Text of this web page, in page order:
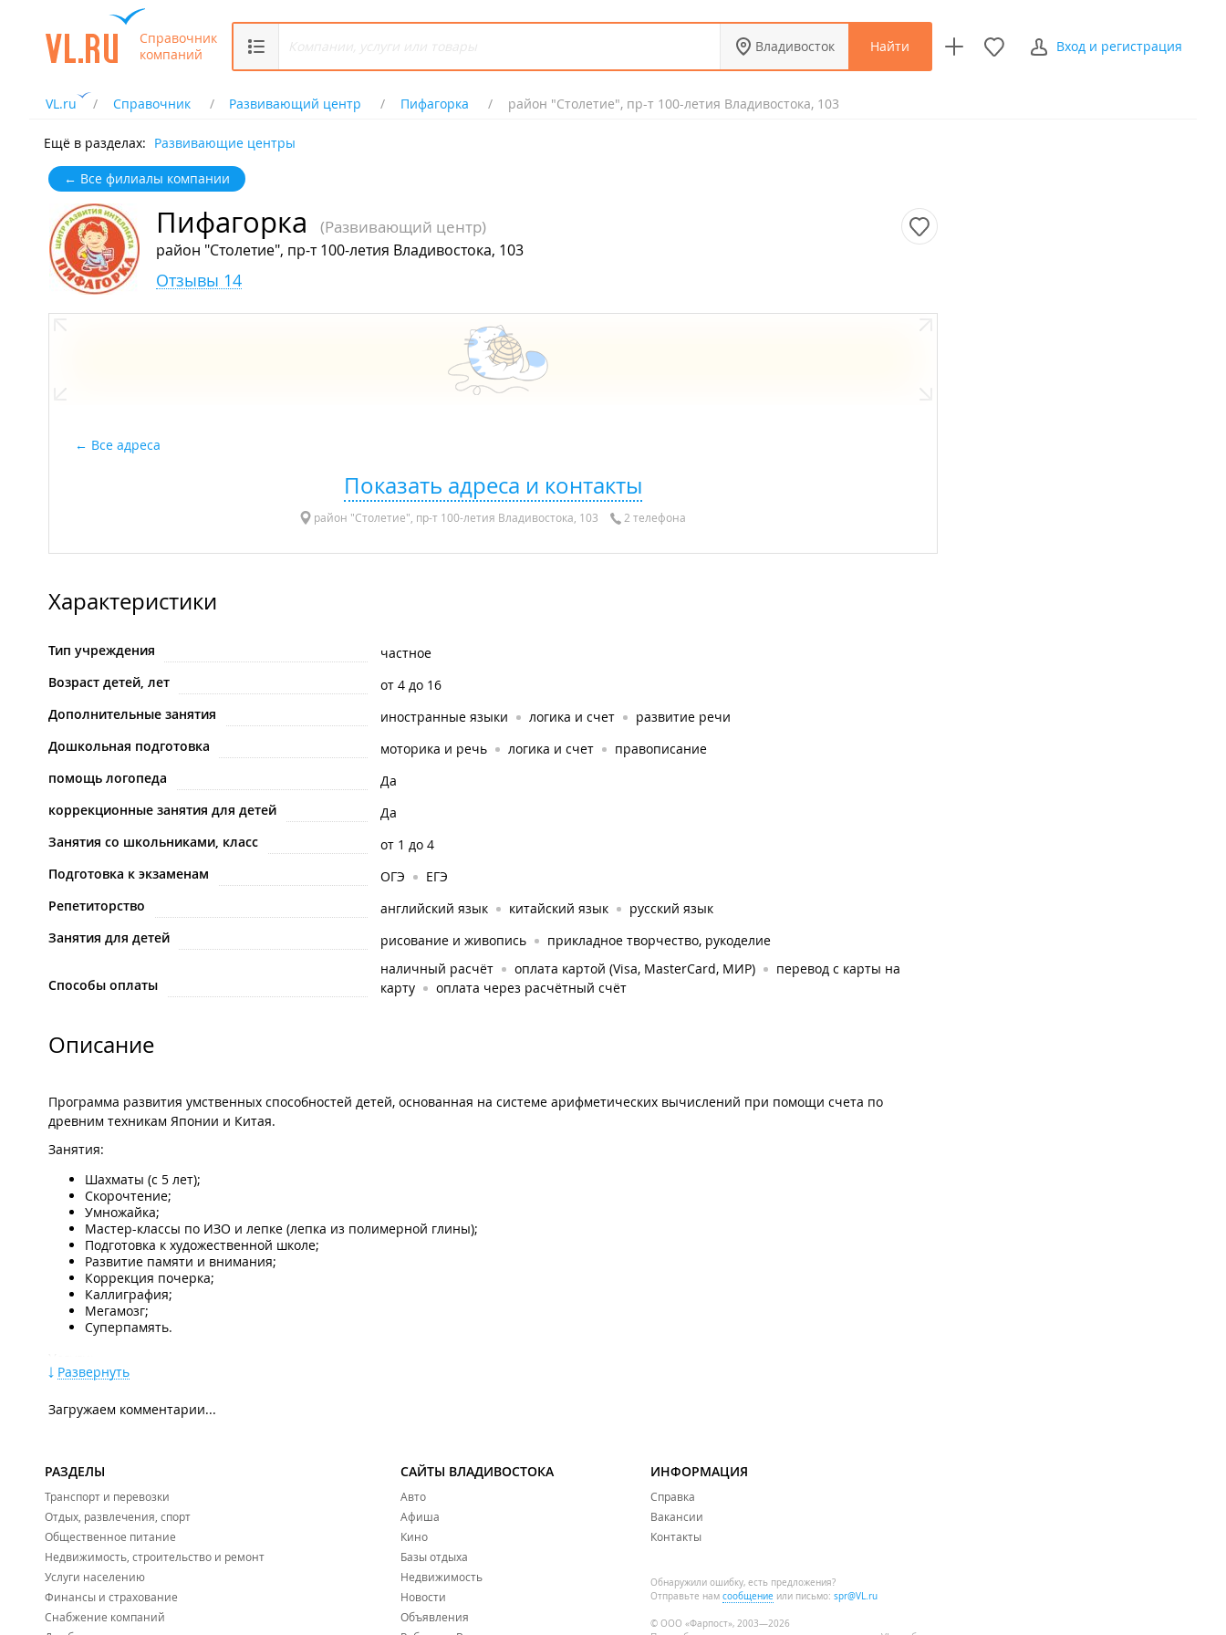
Справочник
компаний
Владивосток Найти Вход и регистрация
VL.ru Справочник Развивающий центр Пифагорка район "Столетие", пр-т 100-летия Владивостока, 103
Ещё в разделах: Развивающие центры
← Все филиалы компании
Пифагорка (Развивающий центр)
район "Столетие", пр-т 100-летия Владивостока, 103
Отзывы 14
Все адреса
Показать адреса и контакты
район "Столетие", пр-т 100-летия Владивостока, 103 2 телефона
Характеристики
Тип учреждения
частное
Возраст детей, лет
от 4 до 16
Дополнительные занятия
иностранные языки логика и счет
развитие речи
Дошкольная подготовка
моторика и речь логика и счет
правописание
помощь логопеда
Да
коррекционные занятия для детей
Да
Занятия со школьниками, класс
от 1 до 4
Подготовка к экзаменам
ОГЭ
ЕГЭ
Репетиторство
английский язык китайский язык
русский язык
Занятия для детей
рисование и живопись прикладное творчество, рукоделие
Способы оплаты
наличный расчёт оплата картой (Visa, MasterCard, МИР)
перевод с карты на
карту
оплата через расчётный счёт
Описание
Программа развития умственных способностей детей, основанная на системе арифметических вычислений при помощи счета по
древним техникам Японии и Китая.
Занятия:
Шахматы (с 5 лет);
Скорочтение;
Умножайка;
Мастер-классы по ИЗО и лепке (лепка из полимерной глины);
Подготовка к художественной школе;
Развитие памяти и внимания;
Коррекция почерка;
Каллиграфия;
Мегамозг;
Суперпамять.
Подготовка к школе для детей от 5 - 6 лет;
Группа выходного дня (в г. Артём, ул. Партизанская, 2);
Детские развивающие курсы.
Филиал находится в ТРЦ "
Развернуть
Загружаем комментарии...
РАЗДЕЛЫ
Транспорт и перевозки
Отдых, развлечения, спорт
Общественное питание
Недвижимость, строительство и ремонт
Услуги населению
Финансы и страхование
Снабжение компаний
САЙТЫ ВЛАДИВОСТОКА
Авто
Афиша
Кино
Базы отдыха
Недвижимость
Новости
Объявления
ИНФОРМАЦИЯ
Справка
Вакансии
Контакты
Обнаружили ошибку, есть предложения?
Отправьте нам сообщение или письмо: spr@VL.ru
© ООО «Фарпост», 2003—2026